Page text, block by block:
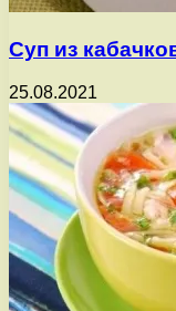
Суп из
25.08.2021